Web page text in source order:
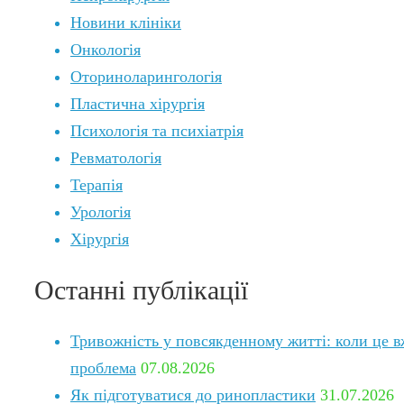
Новини клініки
Онкологія
Оториноларингологія
Пластична хірургія
Психологія та психіатрія
Ревматологія
Терапія
Урологія
Хірургія
Останні публікації
Тривожність у повсякденному житті: коли це
проблема 07.08.2026
Як підготуватися до ринопластики 31.07.2026